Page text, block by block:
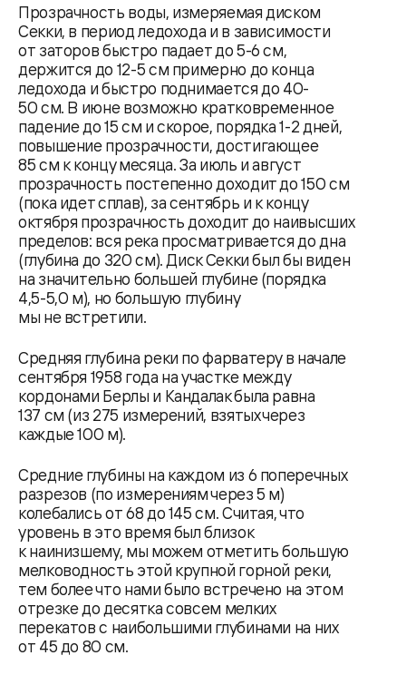
Прозрачность воды, измеряемая диском
Секки, в период ледохода и в зависимости
от заторов быстро падает до 5-6 см,
держится до 12-5 см примерно до конца
ледохода и быстро поднимается до 40-
50 см. В июне возможно кратковременное
падение до 15 см и скорое, порядка 1-2 дней,
повышение прозрачности, достигающее
85 см к концу месяца. За июль и август
прозрачность постепенно доходит до 150 см
(пока идет сплав), за сентябрь и к концу
октября прозрачность доходит до наивысших
пределов: вся река просматривается до дна
(глубина до 320 см). Диск Секки был бы виден
на значительно большей глубине (порядка
4,5-5,0 м), но большую глубину
мы не встретили.
Средняя глубина реки по фарватеру в начале
сентября 1958 года на участке между
кордонами Берлы и Кандалак была равна
137 см (из 275 измерений, взятых через
каждые 100 м).
Средние глубины на каждом из 6 поперечных
разрезов (по измерениям через 5 м)
колебались от 68 до 145 см. Считая, что
уровень в это время был близок
к наинизшему, мы можем отметить большую
мелководность этой крупной горной реки,
тем более что нами было встречено на этом
отрезке до десятка совсем мелких
перекатов с наибольшими глубинами на них
от 45 до 80 см.